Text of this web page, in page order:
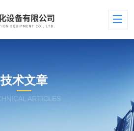
技术文章
ARTICLES